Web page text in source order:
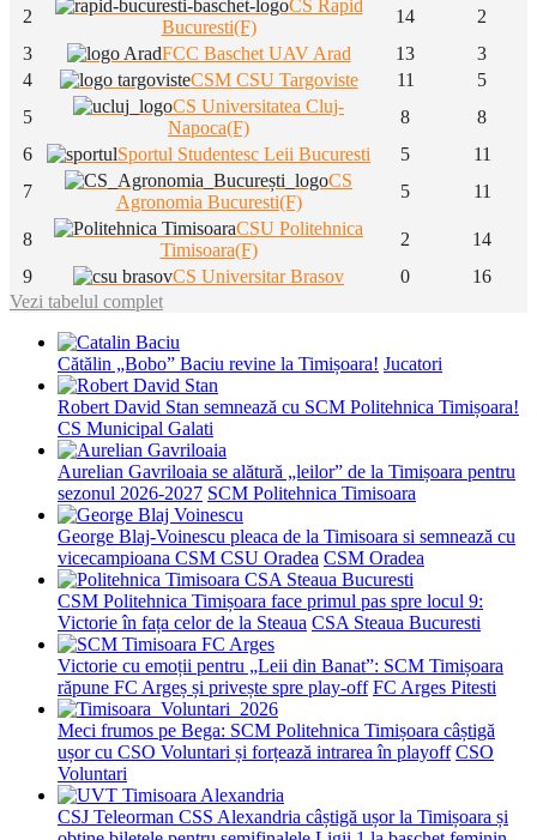
2
CS Rapid
Bucuresti(F)
14
2
3
FCC Baschet UAV Arad 13
3
4
CSM CSU Targoviste 11
5
5
CS Universitatea Cluj-
Napoca(F)
8
8
6
Sportul Studentesc Leii Bucuresti 5
11
7
CS
Agronomia Bucuresti(F)
5 11
8
CSU Politehnica
Timisoara(F)
2
14
9
CS Universitar Brasov 0
16
Vezi tabelul complet
Cătălin „Bobo” Baciu revine la Timișoara! Jucatori
Robert David Stan semnează cu SCM Politehnica Timișoara!
CS Municipal Galati
Aurelian Gavriloaia se alătură „leilor” de la Timișoara pentru
sezonul 2026-2027 SCM Politehnica Timisoara
George Blaj-Voinescu pleaca de la Timisoara si semnează cu
vicecampioana CSM CSU Oradea CSM Oradea
CSM Politehnica Timișoara face primul pas spre locul 9:
Victorie în fața celor de la Steaua CSA Steaua Bucuresti
Victorie cu emoții pentru „Leii din Banat”: SCM Timișoara
răpune FC Argeș și privește spre play-off FC Arges Pitesti
Meci frumos pe Bega: SCM Politehnica Timișoara câștigă
ușor cu CSO Voluntari și forțează intrarea în playoff CSO
Voluntari
CSJ Teleorman CSS Alexandria câștigă ușor la Timișoara și